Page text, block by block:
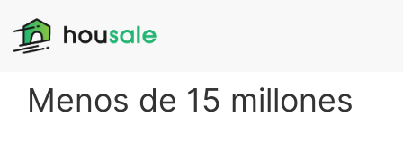
Menos de 15 millones